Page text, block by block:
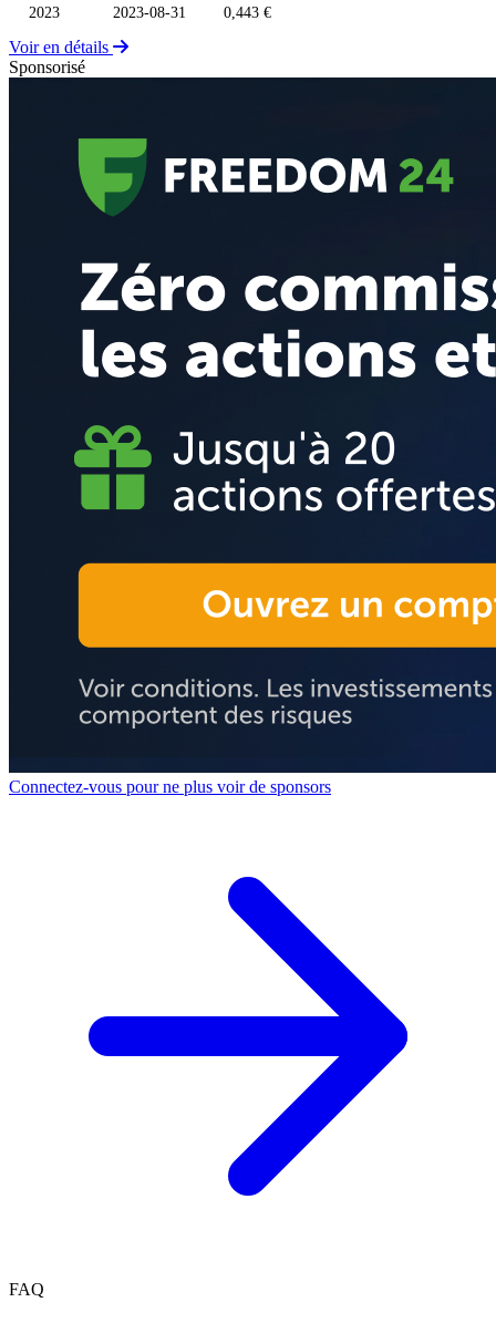
2023 2023-08-31 0,443 €
Voir en détails
Sponsorisé
Connectez-vous pour ne plus voir de sponsors
FAQ